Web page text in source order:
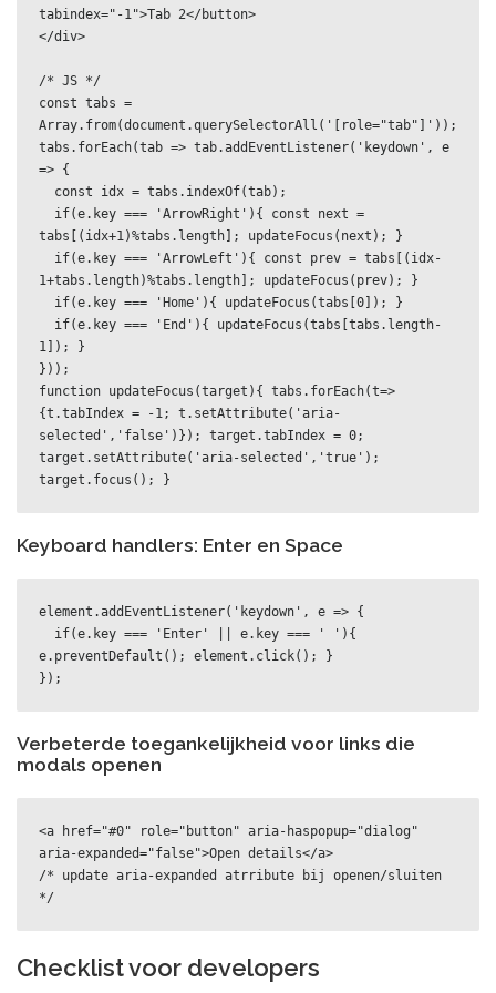
tabindex="-1">Tab 2</button>
</div>
/* JS */
const tabs =
Array.from(document.querySelectorAll('[role="tab"]'));
tabs.forEach(tab => tab.addEventListener('keydown', e
=> {
tabs[(idx+1)%tabs.length]; updateFocus(next); }
1+tabs.length)%tabs.length]; updateFocus(prev); }
1]); }
}));
function updateFocus(target){ tabs.forEach(t=>
{t.tabIndex = -1; t.setAttribute('aria-
selected','false')}); target.tabIndex = 0;
target.setAttribute('aria-selected','true');
target.focus(); }
Keyboard handlers: Enter en Space
element.addEventListener('keydown', e => {
e.preventDefault(); element.click(); }
});
Verbeterde toegankelijkheid voor links die
modals openen
<a href="#0" role="button" aria-haspopup="dialog"
aria-expanded="false">Open details</a>
/* update aria-expanded atrribute bij openen/sluiten
*/
Checklist voor developers